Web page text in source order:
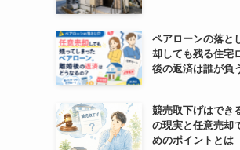
ペアローンの落と
却しても残る住宅
後の返済は誰が負
競売取下げはでき
の現実と任意売却
めのポイントとは